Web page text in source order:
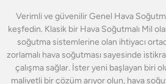
Verimli ve güvenilir Genel Hava
keşfedin. Klasik bir Hava Soğutmalı Mil
soğutma sistemlerine olan ihtiyacı
zorlamalı hava soğutması sayesinde
çalışma sağlar. İster yeni başlayan biri
maliyetli bir çözüm arıyor olun, hava